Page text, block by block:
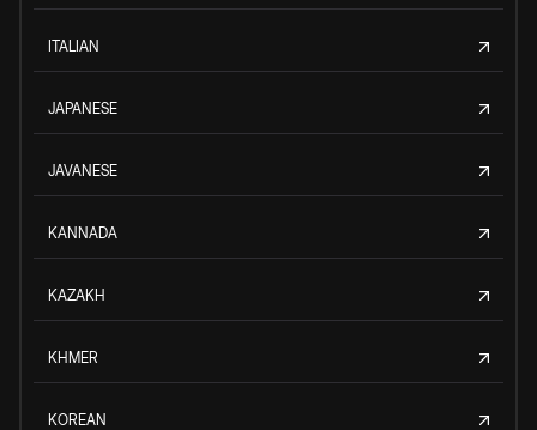
ITALIAN
JAPANESE
JAVANESE
KANNADA
KAZAKH
KHMER
KOREAN